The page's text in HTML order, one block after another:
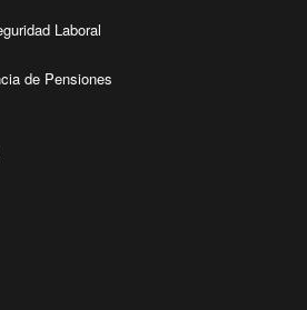
Laboral
de Pensiones